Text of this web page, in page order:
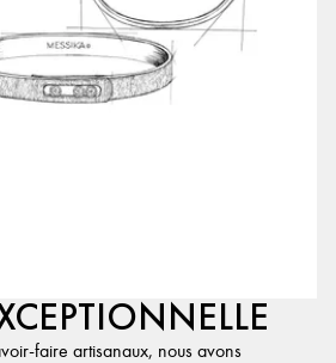
faire artisanaux, nous avons